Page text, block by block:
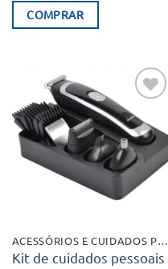
original
era:
COMPRAR
Adicionar
aos meus
desejos
ACESSÓRIOS E CUIDADOS PESSOAIS
Kit de cuidados pessoais